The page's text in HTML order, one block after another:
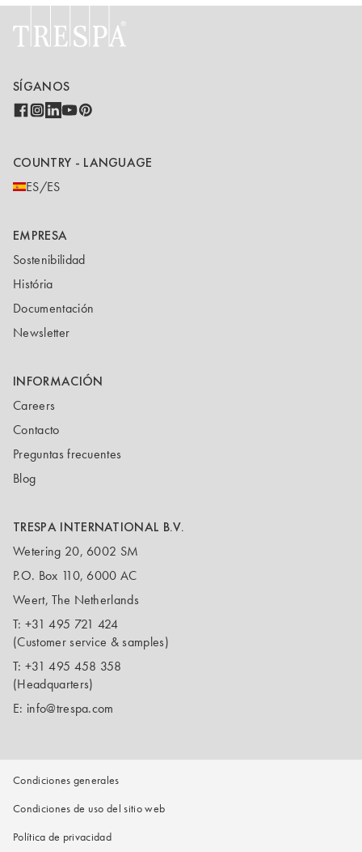
SÍGANOS
COUNTRY - LANGUAGE
ES/ES
EMPRESA
Sostenibilidad
História
Documentación
Newsletter
INFORMACIÓN
Careers
Contacto
Preguntas frecuentes
Blog
TRESPA INTERNATIONAL B.V.
Wetering 20, 6002 SM
P.O. Box 110, 6000 AC
Weert, The Netherlands
T: +31 495 721 424
(Customer service & samples)
T: +31 495 458 358
(Headquarters)
E: info@trespa.com
Condiciones generales
Condiciones de uso del sitio web
Política de privacidad